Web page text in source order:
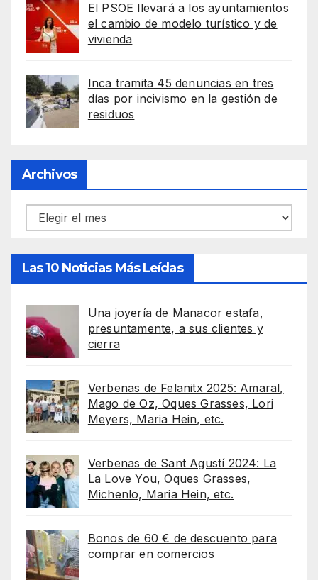
El PSOE llevará a los ayuntamientos
el cambio de modelo turístico y de
vivienda
Inca tramita 45 denuncias en tres
días por incivismo en la gestión de
residuos
Archivos
Archivos
Las 10 Noticias Más Leídas
Una joyería de Manacor estafa,
presuntamente, a sus clientes y
cierra
Verbenas de Felanitx 2025: Amaral,
Mago de Oz, Oques Grasses, Lori
Meyers, Maria Hein, etc.
Verbenas de Sant Agustí 2024: La
La Love You, Oques Grasses,
Michenlo, Maria Hein, etc.
Bonos de 60 € de descuento para
comprar en comercios